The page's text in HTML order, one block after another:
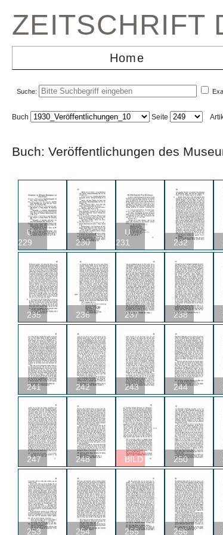
ZEITSCHRIFT
Home
Suche:
Buch Seite
Buch: Veröffentlichungen des
U
229
230
U
231
232
235 236 237 238
241 242 243 244
247 248 BILD 250
253 254 255 256